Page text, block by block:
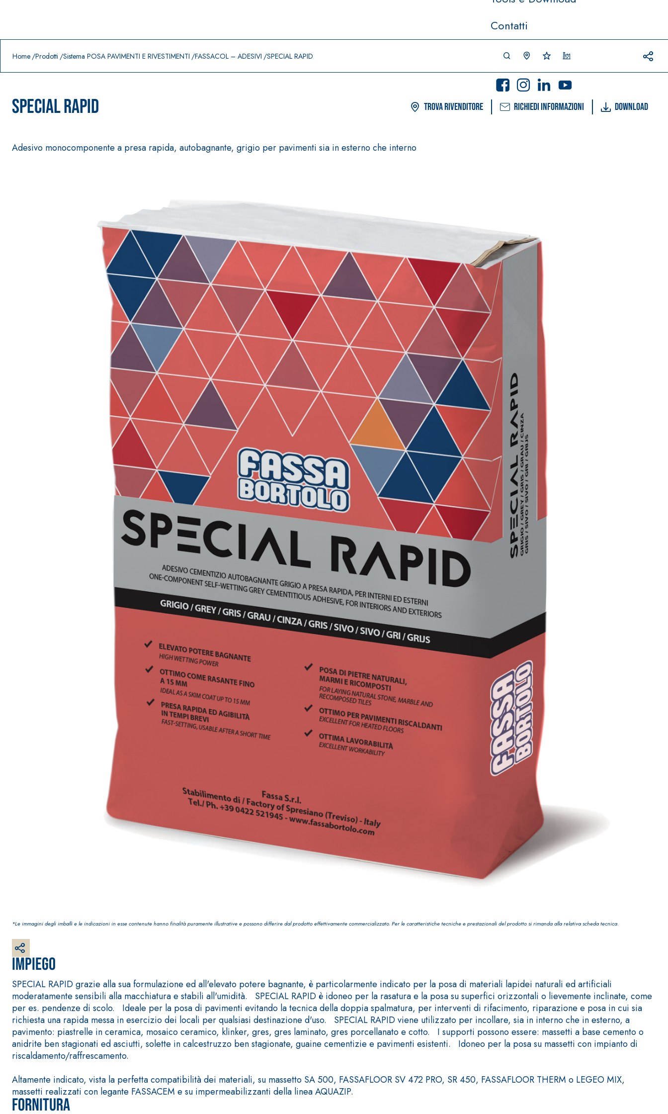
Contatti
Home Prodotti Sistema POSA PAVIMENTI E RIVESTIMENTI FASSACOL – ADESIVI SPECIAL RAPID
SPECIAL RAPID Trova rivenditore Richiedi informazioni Download
Adesivo monocomponente a presa rapida, autobagnante, grigio per pavimenti sia in esterno che interno
Impiego
SPECIAL RAPID grazie alla sua formulazione ed all'elevato potere bagnante, è particolarmente indicato per la posa di materiali lapidei naturali ed artificiali
moderatamente sensibili alla macchiatura e stabili all'umidità. SPECIAL RAPID è idoneo per la rasatura e la posa su superfici orizzontali o lievemente inclinate, come
per es. pendenze di scolo. Ideale per la posa di pavimenti evitando la tecnica della doppia spalmatura, per interventi di rifacimento, riparazione e posa in cui sia
richiesta una rapida messa in esercizio dei locali per qualsiasi destinazione d'uso. SPECIAL RAPID viene utilizzato per incollare, sia in interno che in esterno, a
pavimento: piastrelle in ceramica, mosaico ceramico, klinker, gres, gres laminato, gres porcellanato e cotto. I supporti possono essere: massetti a base cemento o
anidrite ben stagionati ed asciutti, solette in calcestruzzo ben stagionate, guaine cementizie e pavimenti esistenti. Idoneo per la posa su massetti con impianto di
riscaldamento/raffrescamento.
Altamente indicato, vista la perfetta compatibilità dei materiali, su massetto SA 500, FASSAFLOOR SV 472 PRO, SR 450, FASSAFLOOR THERM o LEGEO MIX,
massetti realizzati con legante FASSACEM e su impermeabilizzanti della linea AQUAZIP.
Fornitura
*Le immagini degli imballi e le indicazioni in esse contenute hanno finalità puramente illustrative e possono differire dal prodotto effettivamente commercializzato. Per le caratteristiche tecniche e prestazionali del prodotto si rimanda alla relativa scheda tecnica.
Prodotti in primo piano
Sistema POSA PAVIMENTI E RIVESTIMENTI AQUAZIP – IMPERMEABILIZZANTI
Guaina impermeabilizzante elastica monocomponente polimero
Sistema FASSACOLOUR® PITTURE
SICURA G3
Idropittura decorativa ultra opaca ad elevata qualità per interni
Sistema INTONACATURA E COSTRUZIONE
Intonaco di fondo bianco fibrorinforzato a base di calce aerea, per
Sistema GYPSOTECH®
GypsoLIGNUM TIPO DEFH1IR
Lastra in cartongesso
Sistema RIPRISTINO DEL CALCESTRUZZO
GEOACTIVE R4 40
Malta rapida contenente speciali leganti solfatoresistenti, polimero-
modificata, tixotropica, fibrorinforzata, per la passivazione, riparazione,
rasatura e protezione di strutture in calcestruzzo
FASSAFLOOR LA 8.30
Lisciatura autolivellante a base di anidrite e quarzo, ad alta conducibilità
termica per la realizzazione di massetti radianti a basso spessore in
ambienti interni.